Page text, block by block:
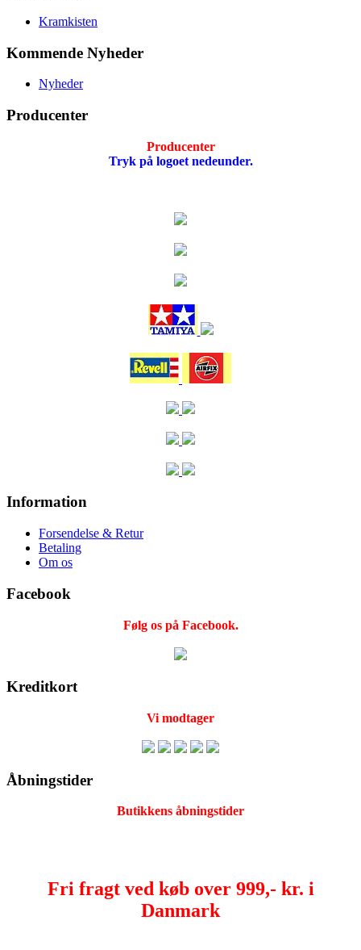
Kramkisten
Kommende Nyheder
Nyheder
Producenter
Producenter
Tryk på logoet nedeunder.
Information
Forsendelse & Retur
Betaling
Om os
Facebook
Følg os på Facebook.
Kreditkort
Vi modtager
Åbningstider
Butikkens åbningstider
Fri fragt ved køb over 999,- kr. i
Danmark